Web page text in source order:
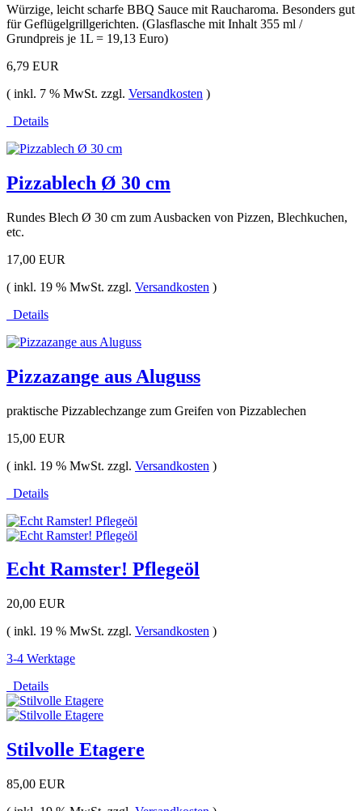
Würzige, leicht scharfe BBQ Sauce mit Raucharoma. Besonders gut
für Geflügelgrillgerichten. (Glasflasche mit Inhalt 355 ml /
Grundpreis je 1L = 19,13 Euro)
6,79 EUR
( inkl. 7 % MwSt. zzgl. Versandkosten )
Details
Pizzablech Ø 30 cm
Rundes Blech Ø 30 cm zum Ausbacken von Pizzen, Blechkuchen,
etc.
17,00 EUR
( inkl. 19 % MwSt. zzgl. Versandkosten )
Details
Pizzazange aus Aluguss
praktische Pizzablechzange zum Greifen von Pizzablechen
15,00 EUR
( inkl. 19 % MwSt. zzgl. Versandkosten )
Details
Echt Ramster! Pflegeöl
20,00 EUR
( inkl. 19 % MwSt. zzgl. Versandkosten )
3-4 Werktage
Details
Stilvolle Etagere
85,00 EUR